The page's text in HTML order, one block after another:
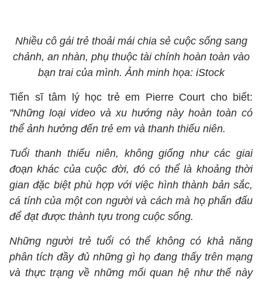
Nhiều cô gái trẻ thoải mái chia sẻ cuộc sống sang
chảnh, an nhàn, phụ thuộc tài chính hoàn toàn vào
bạn trai của mình. Ảnh minh họa: iStock
Tiến sĩ tâm lý học trẻ em Pierre Court cho biết:
"Những loại video và xu hướng này hoàn toàn có
thể ảnh hưởng đến trẻ em và thanh thiếu niên.
Tuổi thanh thiếu niên, không giống như các giai
đoạn khác của cuộc đời, đó có thể là khoảng thời
gian đặc biệt phù hợp với việc hình thành bản sắc,
cá tính của một con người và cách mà họ phấn đấu
để đạt được thành tựu trong cuộc sống.
Những người trẻ tuổi có thể không có khả năng
phân tích đầy đủ những gì họ đang thấy trên mạng
và thực trạng về những mối quan hệ như thế này